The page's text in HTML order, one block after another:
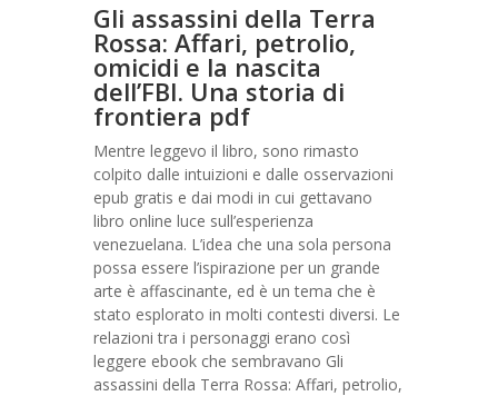
Gli assassini della Terra
Rossa: Affari, petrolio,
omicidi e la nascita
dell’FBI. Una storia di
frontiera pdf
Mentre leggevo il libro, sono rimasto
colpito dalle intuizioni e dalle osservazioni
epub gratis e dai modi in cui gettavano
libro online luce sull’esperienza
venezuelana. L’idea che una sola persona
possa essere l’ispirazione per un grande
arte è affascinante, ed è un tema che è
stato esplorato in molti contesti diversi. Le
relazioni tra i personaggi erano così
leggere ebook che sembravano Gli
assassini della Terra Rossa: Affari, petrolio,